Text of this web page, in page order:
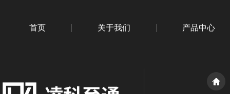
首页 关于我们 产品中心